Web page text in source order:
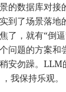
的数据库对接
到了场景落地
了，就有“倒
问题的方案和
安勿躁。LLM
我保持乐观。